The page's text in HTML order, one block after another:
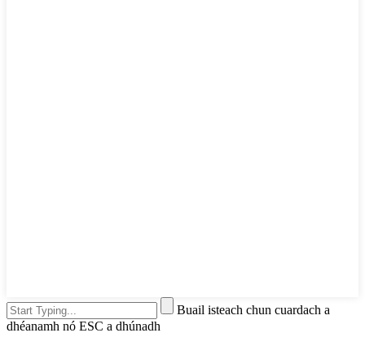
Buail isteach chun cuardach a
dhéanamh nó ESC a dhúnadh